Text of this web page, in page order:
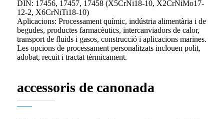
DIN: 17456, 17457, 17458 (X5CrNi18-10, X2CrNiMo17-
12-2, X6CrNiTi18-10)
Aplicacions: Processament químic, indústria alimentària i de
begudes, productes farmacèutics, intercanviadors de calor,
transport de fluids i gasos, construcció i aplicacions marines.
Les opcions de processament personalitzats inclouen polit,
adobat, recuit i tractat tèrmicament.
accessoris de canonada